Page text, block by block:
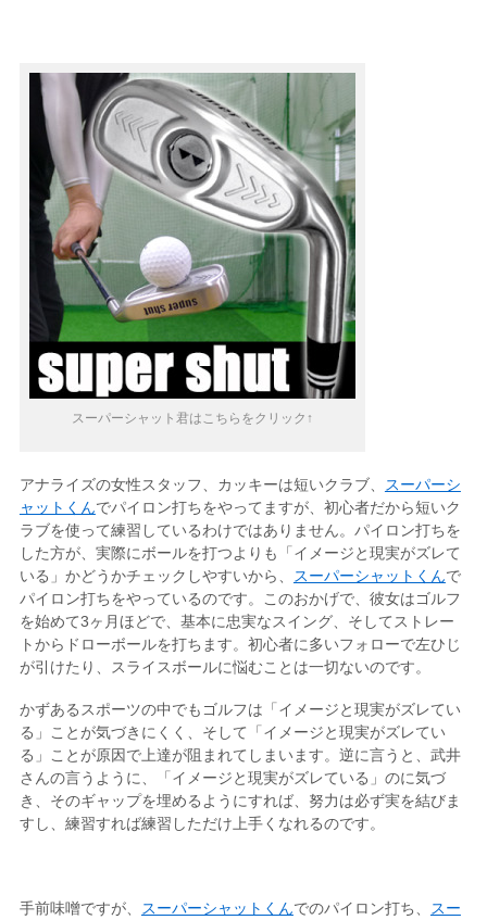
スーパーシャット君はこちらをクリック↑
アナライズの女性スタッフ、カッキーは短いクラブ、
スーパーシ
ャットくんでパイロン打ちをやってますが、初心者だから短いク
ラブを使って練習しているわけではありません。パイロン打ちを
した方が、実際にボールを打つよりも「イメージと現実がズレて
いる」かどうかチェックしやすいから、
スーパーシャットくんで
パイロン打ちをやっているのです。このおかげで、彼女はゴルフ
を始めて3ヶ月ほどで、基本に忠実なスイング、そしてストレー
トからドローボールを打ちます。初心者に多いフォローで左ひじ
が引けたり、スライスボールに悩むことは一切ないのです。
かずあるスポーツの中でもゴルフは「イメージと現実がズレてい
る」ことが気づきにくく、そして「イメージと現実がズレてい
る」ことが原因で上達が阻まれてしまいます。逆に言うと、武井
さんの言うように、「イメージと現実がズレている」のに気づ
き、そのギャップを埋めるようにすれば、努力は必ず実を結びま
すし、練習すれば練習しただけ上手くなれるのです。
手前味噌ですが、 スーパーシャットくんでのパイロン打ち、
スー